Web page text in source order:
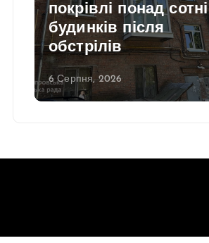
покрівлі понад сотні
будинків після
обстрілів
6 Серпня, 2026